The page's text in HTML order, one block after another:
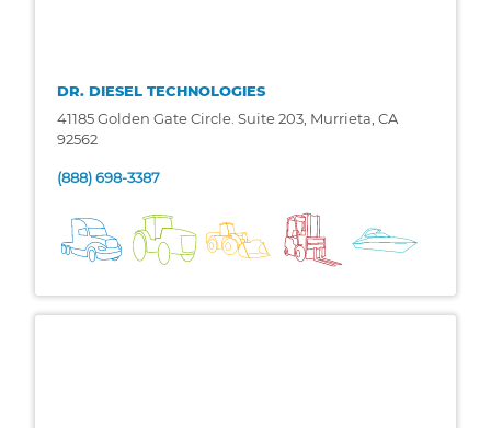
DR. DIESEL TECHNOLOGIES
41185 Golden Gate Circle. Suite 203, Murrieta, CA
92562
(888) 698-3387